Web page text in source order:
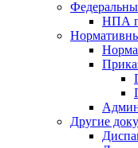
НПА
Другие